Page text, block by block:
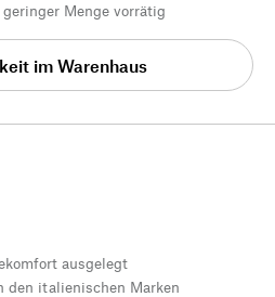
Menge vorrätig
im Warenhaus
ausgelegt
italienischen Marken